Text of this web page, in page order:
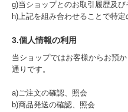
g)当ショップとのお取引履歴及び
h)上記を組み合わせることで特
3.個人情報の利用
当ショップではお客様からお預
通りです。
a)ご注文の確認、照会
b)商品発送の確認、照会